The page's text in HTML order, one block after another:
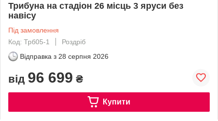
Трибуна на стадіон 26 місць 3 яруси без
навісу
Під замовлення
Код: Трб05-1
Роздріб
Відправка з 28 серпня 2026
від 96 699 ₴
Купити